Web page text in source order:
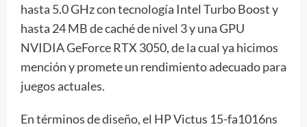
hasta 5.0 GHz con tecnología Intel Turbo Boost y
hasta 24 MB de caché de nivel 3 y una GPU
NVIDIA GeForce RTX 3050, de la cual ya hicimos
mención y promete un rendimiento adecuado para
juegos actuales.
En términos de diseño, el HP Victus 15-fa1016ns